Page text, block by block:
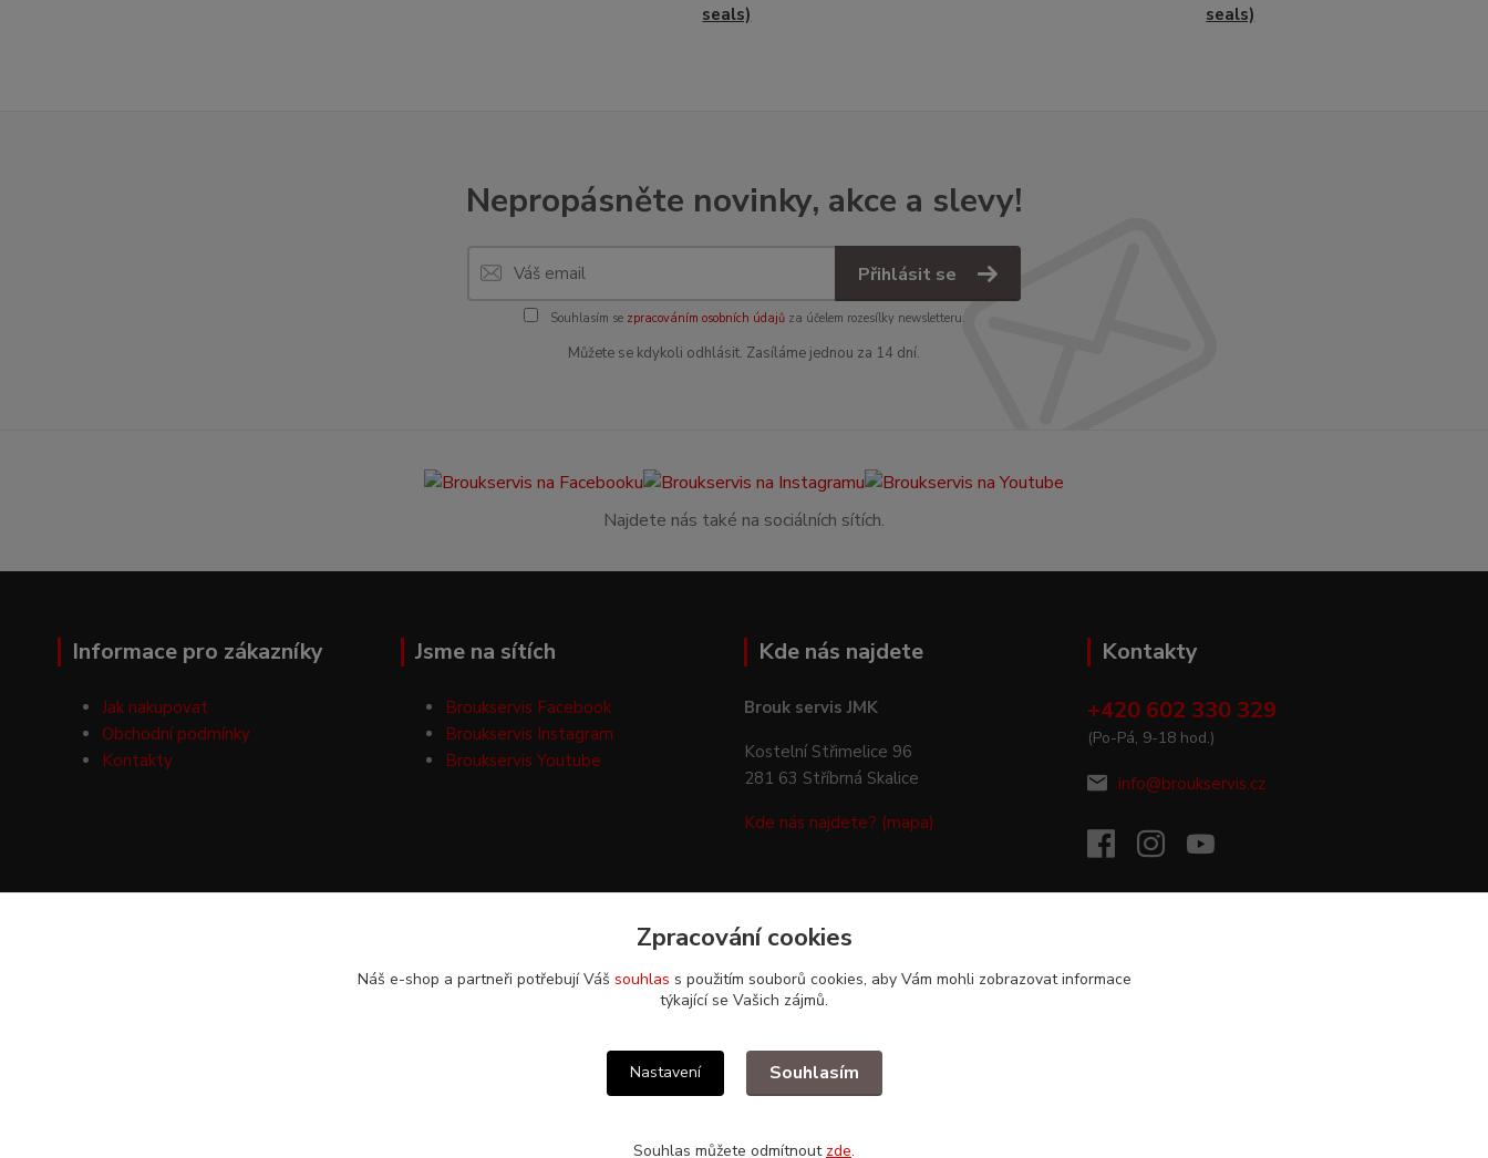
seals)
seals)
Nepropásněte novinky, akce a slevy!
Přihlásit se
Souhlasím se zpracováním osobních údajůza účelem rozesílky newsletteru.
Můžete se kdykoli odhlásit. Zasíláme jednou za 14 dní.
Najdete nás také na sociálních sítích.
Informace pro zákazníky
Jak nakupovat
Obchodní podmínky
Kontakty
Jsme na sítích
Broukservis Facebook
Broukservis Instagram
Broukservis Youtube
Kde nás najdete
Brouk servis JMK
Kostelní Střimelice 96
281 63 Stříbrná Skalice
Kde nás najdete? (mapa)
Kontakty
+420 602 330 329
(Po-Pá, 9-18 hod.)
info@broukservis.cz
Zpracování cookies
Náš e-shop a partneři potřebují Váš souhlas s použitím souborů cookies, aby Vám mohli zobrazovat informace
týkající se Vašich zájmů.
Nastavení Souhlasím
Souhlas můžete odmítnout zde.